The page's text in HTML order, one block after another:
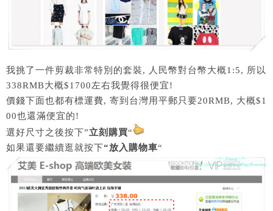
我挑了一件剪裁非常特別的套裝, 人民幣對台幣大概1:5, 所以
338RMB大概$1700左右我覺得很便宜!
價錢下面也都有標運費, 寄到台灣用平郵只要20RMB, 大概$1
00也還滿便宜的!
選好尺寸之後按下”立刻購買“
如果還要繼續逛就按下“放入購物車“